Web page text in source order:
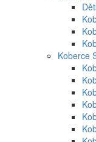
Koberce